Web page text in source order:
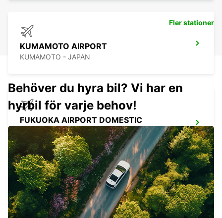
KUMAMOTO AIRPORT
KUMAMOTO - JAPAN
FUKUOKA AIRPORT DOMESTIC
TERMINAL
FUKUOKA - JAPAN
FUKUOKA AIRPORT INTERNATIONAL
Fler stationer
Behöver du hyra bil? Vi har en
hyrbil för varje behov!